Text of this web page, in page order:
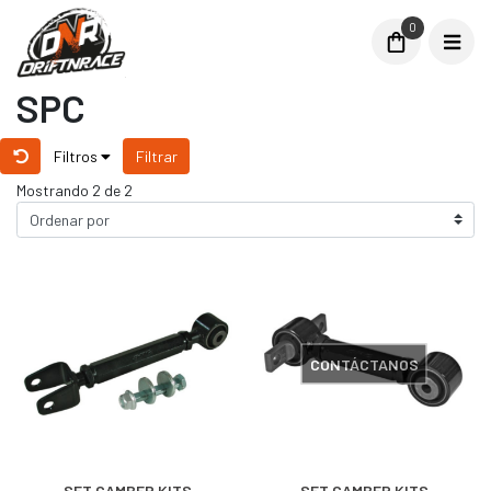
0
SPC
Filtros
Filtrar
Mostrando 2 de 2
CONTÁCTANOS